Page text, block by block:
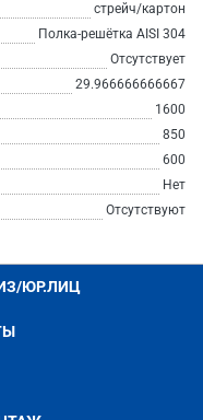
стрейч/картон
Полка-решётка AISI 304
Отсутствует
29.966666666667
1600
850
600
Нет
Отсутствуют
ЮР.ЛИЦ